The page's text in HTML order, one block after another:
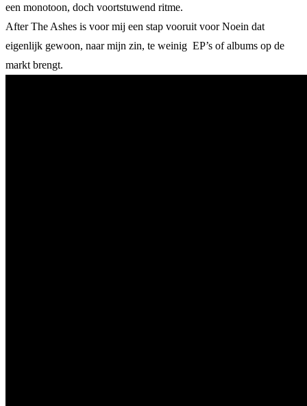
een monotoon, doch voortstuwend ritme.
After The Ashes is voor mij een stap vooruit voor Noein dat
eigenlijk gewoon, naar mijn zin, te weinig EP’s of albums op de
markt brengt.